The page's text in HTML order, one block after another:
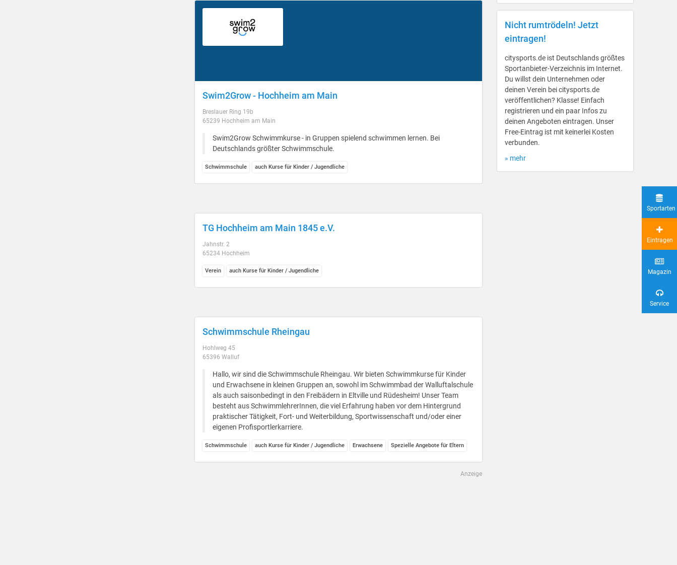
Swim2Grow - Hochheim am Main
Breslauer Ring 19b
65239 Hochheim am Main
Swim2Grow Schwimmkurse - in Gruppen spielend schwimmen lernen. Bei
Deutschlands größter Schwimmschule.
Schwimmschule auch Kurse für Kinder / Jugendliche
TG Hochheim am Main 1845 e.V.
Jahnstr. 2
65234 Hochheim
Verein auch Kurse für Kinder / Jugendliche
Schwimmschule Rheingau
Hohlweg 45
65396 Walluf
Hallo, wir sind die Schwimmschule Rheingau. Wir bieten Schwimmkurse für Kinder
und Erwachsene in kleinen Gruppen an, sowohl im Schwimmbad der Walluftalschule
als auch saisonbedingt in den Freibädern in Eltville und Rüdesheim! Unser Team
besteht aus SchwimmlehrerInnen, die viel Erfahrung haben vor dem Hintergrund
praktischer Tätigkeit, Fort- und Weiterbildung, Sportwissenschaft und/oder einer
eigenen Profisportlerkarriere.
Schwimmschule auch Kurse für Kinder / Jugendliche Erwachsene Spezielle Angebote für Eltern
Anzeige
Nicht rumtrödeln! Jetzt
eintragen!
citysports.de ist Deutschlands größtes
Sportanbieter-Verzeichnis im Internet.
Du willst dein Unternehmen oder
deinen Verein bei citysports.de
veröffentlichen? Klasse! Einfach
registrieren und ein paar Infos zu
deinen Angeboten eintragen. Unser
Free-Eintrag ist mit keinerlei Kosten
verbunden.
» mehr
Sportarten
Eintragen
Magazin
Service